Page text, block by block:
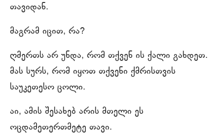
თავიდან.
მაგრამ იცით, რა?
ღმერთს არ უნდა, რომ თქვენ ის ქალი გახდეთ.
მას სურს, რომ იყოთ თქვენი ქმრისთვის
საუკეთესო ცოლი.
აი, ამის შესახებ არის მთელი ეს
ოცდამეთერთმეტე თავი.